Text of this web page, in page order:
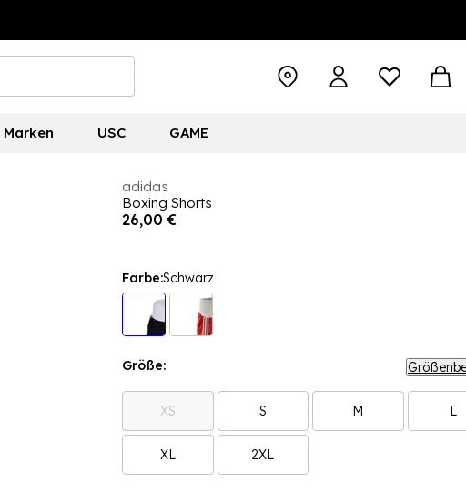
Marken USC GAME
adidas
Boxing Shorts
26,00 €
Farbe:Schwarz
Größe:
XS S M L
XL 2XL